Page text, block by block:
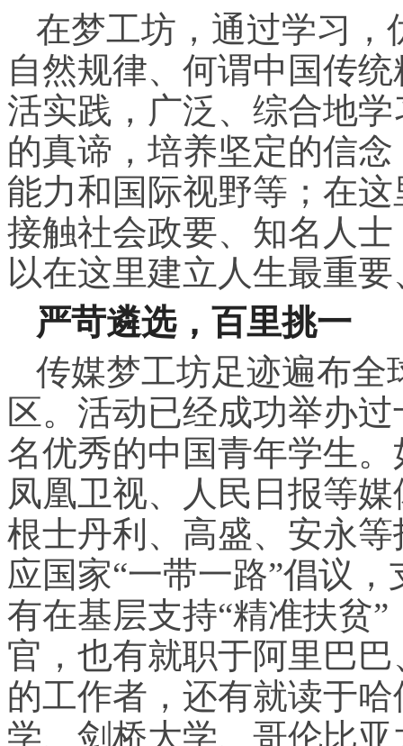
在梦工坊，通过学习，
自然规律、何谓中国传
活实践，广泛、综合地
的真谛，培养坚定的信
能力和国际视野等；在
接触社会政要、知名人
以在这里建立人生最重
严苛遴选， 百里挑一
传媒梦工坊足迹遍布全
区。活动已经成功举办
名优秀的中国青年学生
凤凰卫视、人民日报等
根士丹利、高盛、安永
应国家“一带一路”倡议
有在基层支持“精准扶贫
官，也有就职于阿里巴
的工作者，还有就读于
学、剑桥大学、哥伦比